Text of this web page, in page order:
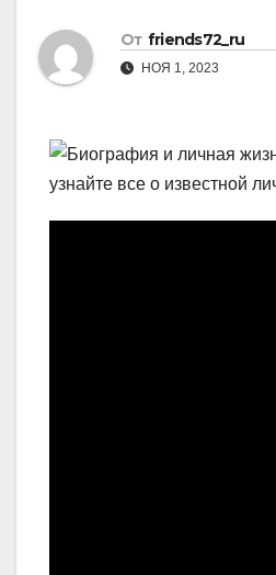
От friends72_ru
НОЯ 1, 2023